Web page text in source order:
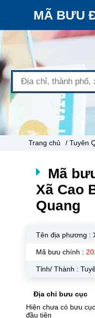
MÃ BƯU
Trang chủ / Tuyên
Mã
Xã Cao
Quang
Tên địa phương :
Mã bưu chính :
Tỉnh/ Thành :
Địa chỉ bưu cục
Hiện chưa có bưu
đầu tiên